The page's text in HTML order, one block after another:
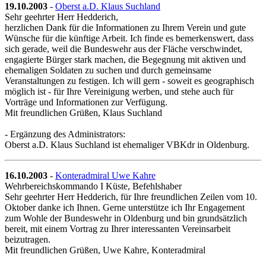
19.10.2003 - Oberst a.D. Klaus Suchland
Sehr geehrter Herr Hedderich,
herzlichen Dank für die Informationen zu Ihrem Verein und gute
Wünsche für die künftige Arbeit. Ich finde es bemerkenswert, dass
sich gerade, weil die Bundeswehr aus der Fläche verschwindet,
engagierte Bürger stark machen, die Begegnung mit aktiven und
ehemaligen Soldaten zu suchen und durch gemeinsame
Veranstaltungen zu festigen. Ich will gern - soweit es geographisch
möglich ist - für Ihre Vereinigung werben, und stehe auch für
Vorträge und Informationen zur Verfügung.
Mit freundlichen Grüßen, Klaus Suchland
- Ergänzung des Administrators:
Oberst a.D. Klaus Suchland ist ehemaliger VBKdr in Oldenburg.
16.10.2003 - Konteradmiral Uwe Kahre
Wehrbereichskommando I Küste, Befehlshaber
Sehr geehrter Herr Hedderich, für Ihre freundlichen Zeilen vom 10.
Oktober danke ich Ihnen. Gerne unterstütze ich Ihr Engagement
zum Wohle der Bundeswehr in Oldenburg und bin grundsätzlich
bereit, mit einem Vortrag zu Ihrer interessanten Vereinsarbeit
beizutragen.
Mit freundlichen Grüßen, Uwe Kahre, Konteradmiral